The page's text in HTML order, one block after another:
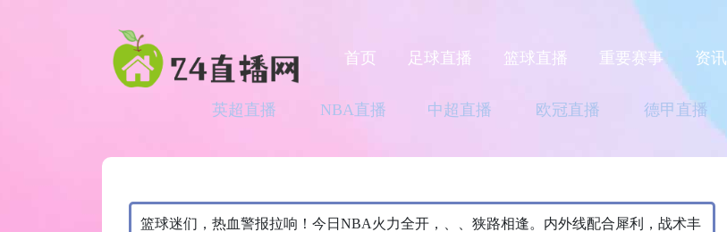
首页 足球直播 篮球直播 重要赛事 资讯
英超直播 NBA直播 中超直播 欧冠直播 德甲直播
篮球迷们，热血警报拉响！今日NBA火力全开，、、狭路相逢。内外线配合犀利，战术丰